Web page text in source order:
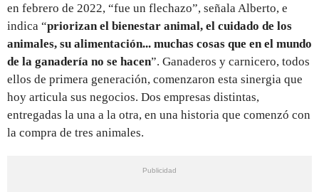
en febrero de 2022, “fue un flechazo”, señala Alberto, e
indica “priorizan el bienestar animal, el cuidado de los
animales, su alimentación... muchas cosas que en el mundo
de la ganadería no se hacen”. Ganaderos y carnicero, todos
ellos de primera generación, comenzaron esta sinergia que
hoy articula sus negocios. Dos empresas distintas,
entregadas la una a la otra, en una historia que comenzó con
la compra de tres animales.